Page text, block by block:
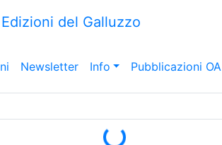
Edizioni del Galluzzo
Newsletter Info Pubblicazioni OA
Loading...